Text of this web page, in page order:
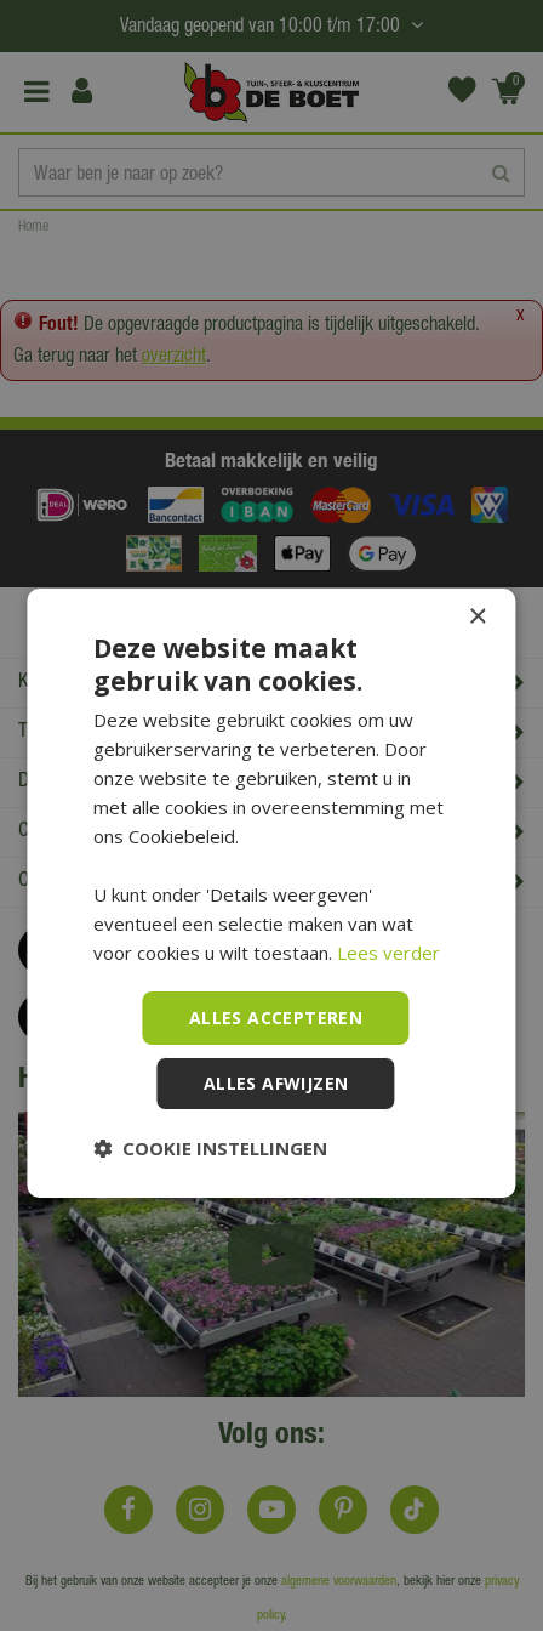
a
Home
Vandaag geopend van 10:00 t/m 17:00
0
(€0,
x
Fout! De opgevraagde productpagina is tijdelijk uitgeschakeld.
Ga terug naar hetoverzicht.
Betaal makkelijk en veilig
Klantenservice
Tuincentrum De Boet
De Boet klantenkaart
Cadeaukaart saldo check
Openingstijden & Contact
Bel0226 352 197
(maandag t/m zaterdag van 09.00 t/m 17.00 uur)
Klantenservice
Het is voorjaar bij De Boet
Volg ons:
Bij het gebruik van onze website accepteer je onze algemene voorwaarden, bekijk hier onze privacy
policy.
×
Deze website maakt
gebruik van cookies.
Deze website gebruikt cookies om uw
gebruikerservaring te verbeteren. Door
onze website te gebruiken, stemt u in
met alle cookies in overeenstemming met
ons Cookiebeleid.
U kunt onder 'Details weergeven'
eventueel een selectie maken van wat
voor cookies u wilt toestaan. Lees verder
ALLES ACCEPTEREN
ALLES AFWIJZEN
COOKIE INSTELLINGEN